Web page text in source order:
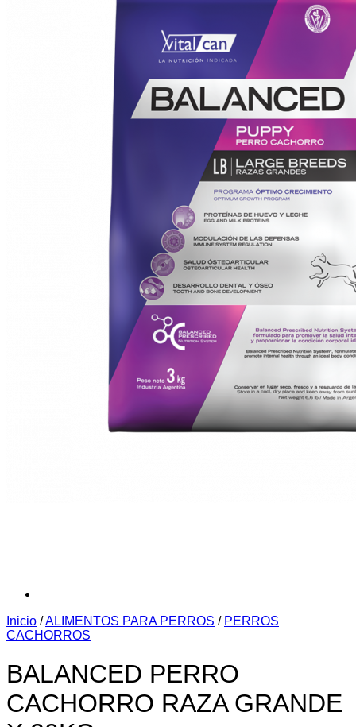
Inicio /ALIMENTOS PARA PERROS / PERROS
CACHORROS
BALANCED PERRO
CACHORRO RAZA GRANDE